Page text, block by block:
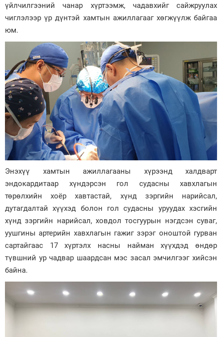
үйлчилгээний чанар хүртээмж, чадавхийг сайжруулах
чиглэлээр үр дүнтэй хамтын ажиллагааг хөгжүүлж байгаа
юм.
Энэхүү хамтын ажиллагааны хүрээнд халдварт
эндокардитаар хүндэрсэн гол судасны хавхлагын
төрөлхийн хоёр хавтастай, хүнд зэргийн нарийсал,
дутагдалтай хүүхэд болон гол судасны уруудах хэсгийн
хүнд зэргийн нарийсал, ховдол тосгуурын нэгдсэн суваг,
уушгины артерийн хавхлагын гажиг зэрэг оноштой гурван
сартайгаас 17 хүртэлх насны найман хүүхдэд өндөр
түвшний ур чадвар шаардсан мэс засал эмчилгээг хийсэн
байна.